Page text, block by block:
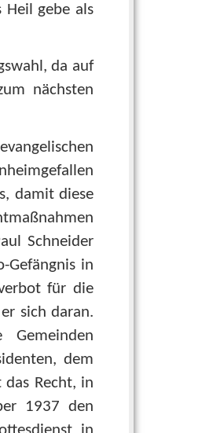
Heil gebe als
da auf
nächsten
damit diese
Schneider
Gefängnis in
für die
sich daran.
dem
das Recht, in
1937 den